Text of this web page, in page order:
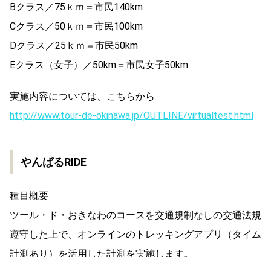
Bクラス／75ｋｍ＝市民140km
Cクラス／50ｋｍ＝市民100km
Dクラス／25ｋｍ＝市民50km
Eクラス（女子）／50km＝市民女子50km
実施内容については、こちらから
http://www.tour-de-okinawa.jp/OUTLINE/virtualtest.html
やんばるRIDE
種目概要
ツール・ド・おきなわのコースを交通規制なしの交通法規
遵守した上で、オンラインのトレッキングアプリ（タイム
計測あり）を活用した計測を実施します。